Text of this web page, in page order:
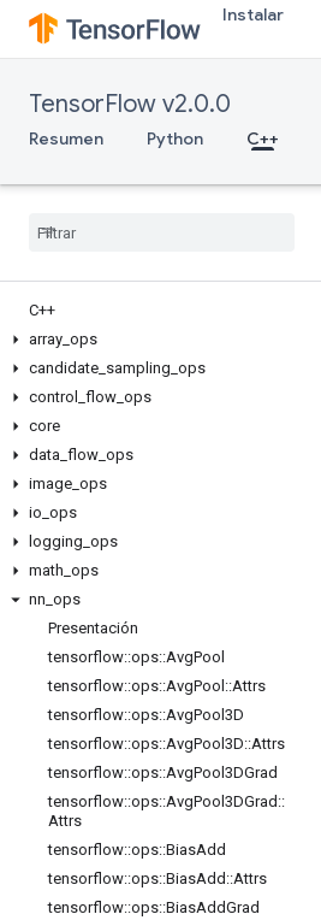
Instalar
TensorFlow v2.0.0
Resumen Python C++
C++
array ops
candidate sampling ops
control
flow ops
core
data flow ops
image ops
io ops
logging ops
math ops
nn ops
Presentación
tensorflow::ops::AvgPool
tensorflow::ops::AvgPool ::Attrs
tensorflow::ops::AvgPool3D
tensorflow::ops::AvgPool3D::Attrs
tensorflow::ops::AvgPool3DGrad
tensorflow::ops::AvgPool3DGrad ::
Attrs
tensorflow::ops::BiasAdd
tensorflow::ops::BiasAdd ::Attrs
tensorflow::ops::BiasAddGrad